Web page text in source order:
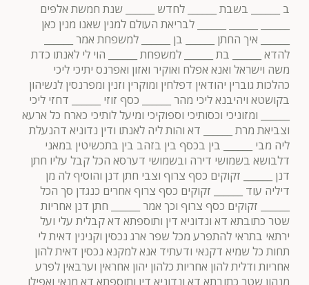
ב ______ בשבת ______ לחדש ______ שנת חמשת אלפים
______ ______ ______ לבריאת העולם למנין שאנו מנין כאן
______ איך החתן ______ בן ______ למשפחת אמר ______
להדא ______ בת ______ למשפחת ______ הוי לי לאנתו כדת
משה וישראל ואנא אפלח ואוקיר ואזון ואפרנס יתיכי ליכי
כהלכות גוברין יהודאין דפלחין ומוקרין וזנין ומפרנסין לנשיהון
בקושטא ויהיבנא ליכי מהר ______ כסף זוזי ______ דחזי ליכי
______ ומזוניכי וכסותיכי וספוקיכי ומיעל לותיכי כארח כל ארעא
וצביאת מרת ______ דא והות ליה לאנתו ודין נדוניא דהנעלת
ליה מבי ______ בין בכסף בין בזהב בין בתכשיטין במאני
דלבושא בשמושי דירה ובשמושי דערסא הכל קבל עליו חתן
דנן ______ זקוקים כסף צרוף וצבי חתן דנן והוסיף לה מן
דיליה עוד ______ זקוקים כסף צרוף אחרים כנגדן סך הכל
______ זקוקים כסף צרוף וכך אמר ______ חתן דנן אחריות
שטר כתובתא דא ונדוניא דין ותוספתא דא קבלית עלי ועל
ירתאי בתראי להתפרע מכל שפר ארג נכסין וקנינין דאית לי
תחות כל שמיא דקנאי ודעתיד אנא למקנא נכסין דאית להון
אחריות ודלית להון אחריות כלהון יהון אחראין וערבאין לפרע
מנהון שטר כתובתא דא ונדוניא דין ותוספתא דא מנאי ואפילו